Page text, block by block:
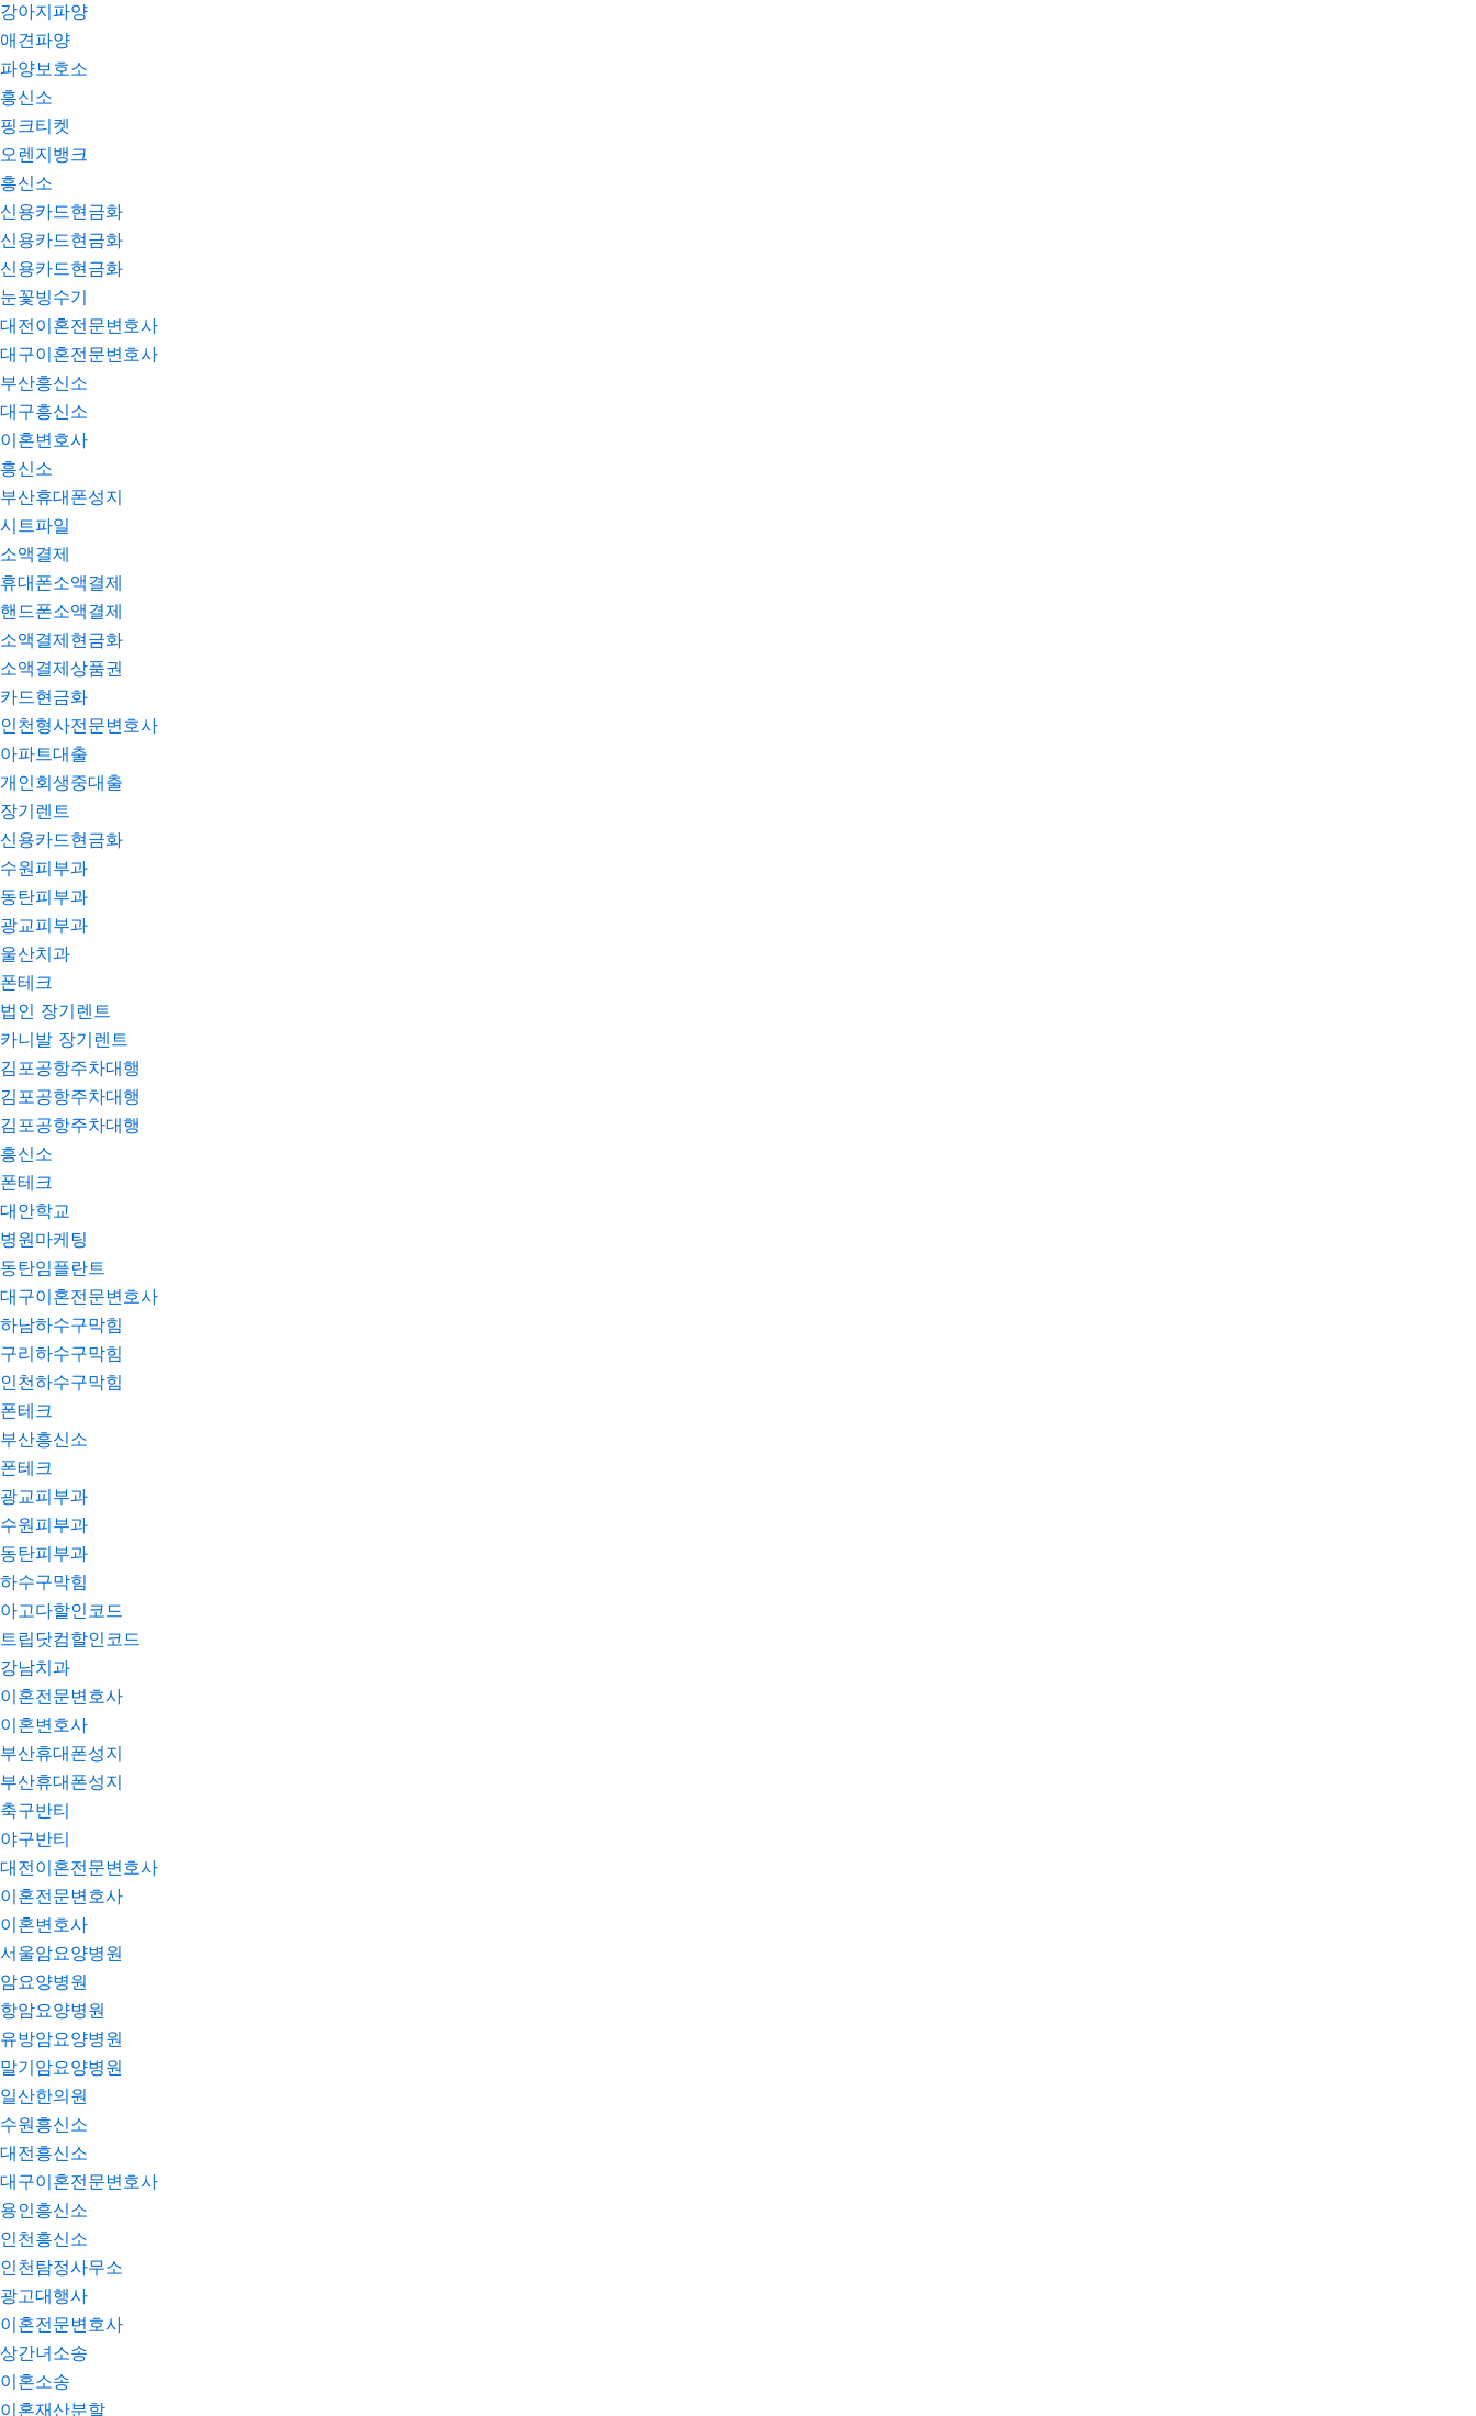
강아지파양
애견파양
파양보호소
흥신소
핑크티켓
오렌지뱅크
흥신소
신용카드현금화
신용카드현금화
신용카드현금화
눈꽃빙수기
대전이혼전문변호사
대구이혼전문변호사
부산흥신소
대구흥신소
이혼변호사
흥신소
부산휴대폰성지
시트파일
소액결제
휴대폰소액결제
핸드폰소액결제
소액결제현금화
소액결제상품권
카드현금화
인천형사전문변호사
아파트대출
개인회생중대출
장기렌트
신용카드현금화
수원피부과
동탄피부과
광교피부과
울산치과
폰테크
법인 장기렌트
카니발 장기렌트
김포공항주차대행
김포공항주차대행
김포공항주차대행
흥신소
폰테크
대안학교
병원마케팅
동탄임플란트
대구이혼전문변호사
하남하수구막힘
구리하수구막힘
인천하수구막힘
폰테크
부산흥신소
폰테크
광교피부과
수원피부과
동탄피부과
하수구막힘
아고다할인코드
트립닷컴할인코드
강남치과
이혼전문변호사
이혼변호사
부산휴대폰성지
부산휴대폰성지
축구반티
야구반티
대전이혼전문변호사
이혼전문변호사
이혼변호사
서울암요양병원
암요양병원
항암요양병원
유방암요양병원
말기암요양병원
일산한의원
수원흥신소
대전흥신소
대구이혼전문변호사
용인흥신소
인천흥신소
인천탐정사무소
광고대행사
이혼전문변호사
상간녀소송
이혼소송
이혼재산분할